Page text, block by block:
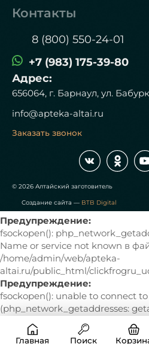
Контакты
8 (800) 550-24-01
+7 (983) 175-39-80
Адрес:
656064, г. Барнаул, ул.
info@apteka-altai.ru
Заказать звонок
© 2026 Алтайский заготовитель
Создание сайта — BTB Digital
Главная Поиск
Предупреждение:
fsockopen():
Name or service not known в
/home/admin/web/apteka-
altai.ru/public_html/
Предупреждение:
fsockopen(): unable to connect
(php_network_getaddresses:
service not known) в файле /
altai.ru/public_html/